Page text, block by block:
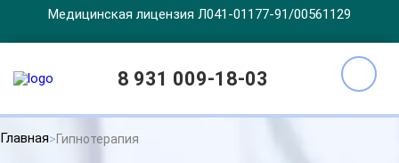
Медицинская лицензия Л041-01177-91/00561129
8 931 009-18-03
Главная Гипнотерапия